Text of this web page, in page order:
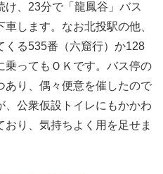
け、23分で「龍鳳谷」バス
します。なお北投駅の他、
くる535番（六窟行）か128
乗ってもＯＫです。バス停の
あり、偶々便意を催したので
公衆仮設トイレにもかかわ
り、気持ちよく用を足せま